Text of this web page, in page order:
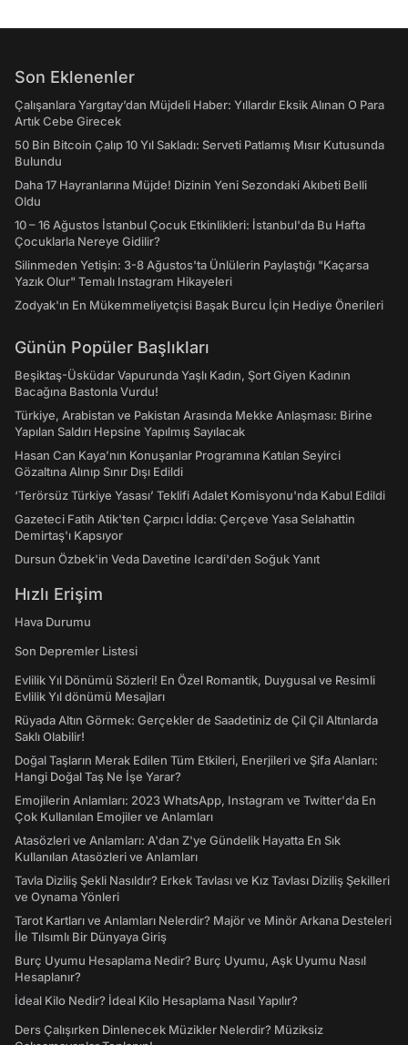
Son Eklenenler
Çalışanlara Yargıtay’dan Müjdeli Haber: Yıllardır Eksik Alınan O Para
Artık Cebe Girecek
50 Bin Bitcoin Çalıp 10 Yıl Sakladı: Serveti Patlamış Mısır Kutusunda
Bulundu
Daha 17 Hayranlarına Müjde! Dizinin Yeni Sezondaki Akıbeti Belli
Oldu
10 – 16 Ağustos İstanbul Çocuk Etkinlikleri: İstanbul'da Bu Hafta
Çocuklarla Nereye Gidilir?
Silinmeden Yetişin: 3-8 Ağustos'ta Ünlülerin Paylaştığı "Kaçarsa
Yazık Olur" Temalı Instagram Hikayeleri
Zodyak'ın En Mükemmeliyetçisi Başak Burcu İçin Hediye Önerileri
Günün Popüler Başlıkları
Beşiktaş-Üsküdar Vapurunda Yaşlı Kadın, Şort Giyen Kadının
Bacağına Bastonla Vurdu!
Türkiye, Arabistan ve Pakistan Arasında Mekke Anlaşması: Birine
Yapılan Saldırı Hepsine Yapılmış Sayılacak
Hasan Can Kaya’nın Konuşanlar Programına Katılan Seyirci
Gözaltına Alınıp Sınır Dışı Edildi
‘Terörsüz Türkiye Yasası’ Teklifi Adalet Komisyonu'nda Kabul Edildi
Gazeteci Fatih Atik'ten Çarpıcı İddia: Çerçeve Yasa Selahattin
Demirtaş'ı Kapsıyor
Dursun Özbek'in Veda Davetine Icardi'den Soğuk Yanıt
Hızlı Erişim
Hava Durumu
Son Depremler Listesi
Evlilik Yıl Dönümü Sözleri! En Özel Romantik, Duygusal ve Resimli
Evlilik Yıl dönümü Mesajları
Rüyada Altın Görmek: Gerçekler de Saadetiniz de Çil Çil Altınlarda
Saklı Olabilir!
Doğal Taşların Merak Edilen Tüm Etkileri, Enerjileri ve Şifa Alanları:
Hangi Doğal Taş Ne İşe Yarar?
Emojilerin Anlamları: 2023 WhatsApp, Instagram ve Twitter'da En
Çok Kullanılan Emojiler ve Anlamları
Atasözleri ve Anlamları: A'dan Z'ye Gündelik Hayatta En Sık
Kullanılan Atasözleri ve Anlamları
Tavla Diziliş Şekli Nasıldır? Erkek Tavlası ve Kız Tavlası Diziliş Şekilleri
ve Oynama Yönleri
Tarot Kartları ve Anlamları Nelerdir? Majör ve Minör Arkana Desteleri
İle Tılsımlı Bir Dünyaya Giriş
Burç Uyumu Hesaplama Nedir? Burç Uyumu, Aşk Uyumu Nasıl
Hesaplanır?
İdeal Kilo Nedir? İdeal Kilo Hesaplama Nasıl Yapılır?
Ders Çalışırken Dinlenecek Müzikler Nelerdir? Müziksiz